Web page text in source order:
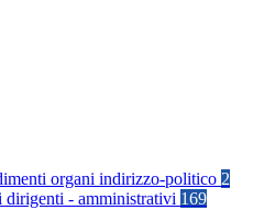
organi indirizzo-politico 2
dirigenti - amministrativi 169